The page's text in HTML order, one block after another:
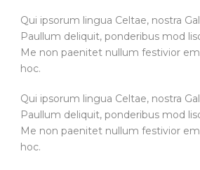
Qui ipsorum lingua Celtae, nostra
Paullum deliquit, ponderibus mod
Me non paenitet nullum festivior
hoc.
Qui ipsorum lingua Celtae, nostra
Paullum deliquit, ponderibus mod
Me non paenitet nullum festivior
hoc.